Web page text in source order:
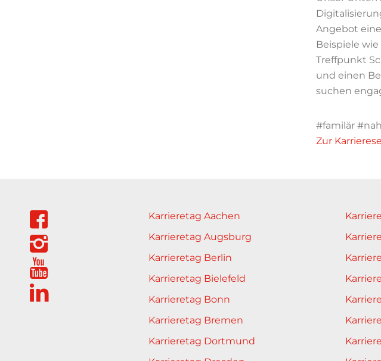
Angebot
Beispiele
Treffpunkt
und einen
suchen
#familär
Zur
Karrieretag Aachen
Karrieretag Augsburg
Karrieretag Berlin
Karrieretag Bielefeld
Karrieretag Bonn
Karrieretag Bremen
Karrieretag Dortmund